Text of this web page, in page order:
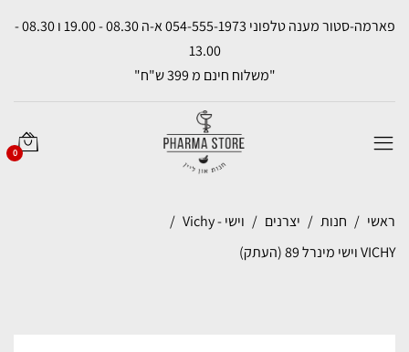
פארמה-סטור מענה טלפוני 054-555-1973 א-ה 08.30 - 19.00 ו 08.30 -
13.00
"משלוח חינם מ 399 ש"ח"
0
ראשי חנות יצרנים
וישי - Vichy
VICHY וישי מינרל 89 (העתק)